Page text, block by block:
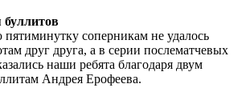
буллитов
соперникам не удалось
друг друга, а в серии послематчевых
наши ребята благодаря двум
Андрея Ерофеева.